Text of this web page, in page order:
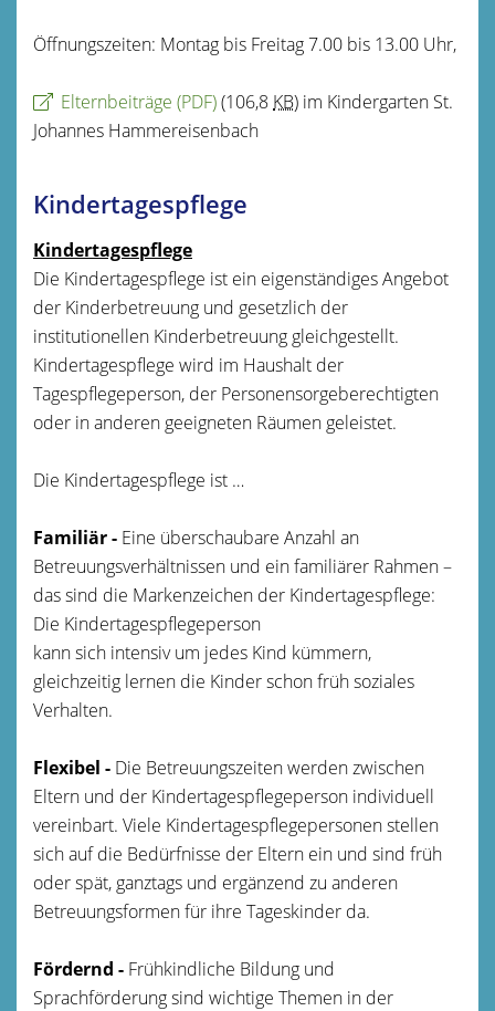
Öffnungszeiten: Montag bis Freitag 7.00 bis 13.00 Uhr,
Elternbeiträge (PDF)(106,8 KB) im Kindergarten St.
Johannes Hammereisenbach
Kindertagespflege
Kindertagespflege
Die Kindertagespflege ist ein eigenständiges Angebot
der Kinderbetreuung und gesetzlich der
institutionellen Kinderbetreuung gleichgestellt.
Kindertagespflege wird im Haushalt der
Tagespflegeperson, der Personensorgeberechtigten
oder in anderen geeigneten Räumen geleistet.
Die Kindertagespflege ist …
Familiär - Eine überschaubare Anzahl an
Betreuungsverhältnissen und ein familiärer Rahmen –
das sind die Markenzeichen der Kindertagespflege:
Die Kindertagespflegeperson
kann sich intensiv um jedes Kind kümmern,
gleichzeitig lernen die Kinder schon früh soziales
Verhalten.
Flexibel - Die Betreuungszeiten werden zwischen
Eltern und der Kindertagespflegeperson individuell
vereinbart. Viele Kindertagespflegepersonen stellen
sich auf die Bedürfnisse der Eltern ein und sind früh
oder spät, ganztags und ergänzend zu anderen
Betreuungsformen für ihre Tageskinder da.
Fördernd - Frühkindliche Bildung und
Sprachförderung sind wichtige Themen in der